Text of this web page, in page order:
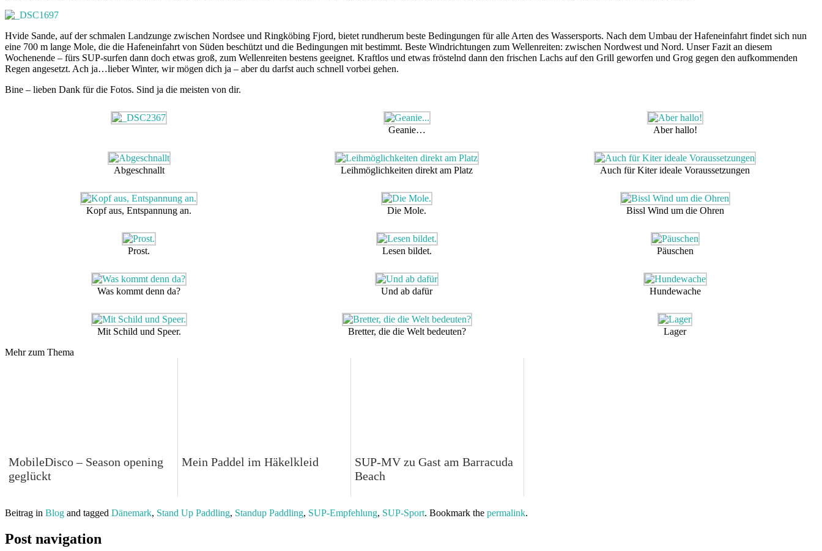
Hvide Sande, auf der schmalen Landzunge zwischen Nordsee und Ringköbing Fjord, bietet rundherum beste Bedingungen für alle Arten des Wassersports. Nach dem Umbau der Hafeneinfahrt findet sich nun
eine 700 m lange Mole, die die Hafeneinfahrt von Süden beschützt und die Bedingungen mit bestimmt. Beste Windrichtungen zum Wellenreiten: zwischen Nordwest und Nord. Unser Fazit an diesem
Wochenende – fürs SUP-surfen dann doch etwas groß, zum Wellenreiten bestens geeignet. Kraftlos und etwas fröstelnd dann den frischen Lachs auf den Grill geworfen und Grog gegen den aufkommenden
Regen angesetzt. Ach ja…lieber Winter, wir mögen dich ja – aber du darfst auch schnell vorbei gehen.
Bine – lieben Dank für die Fotos. Sind ja die meisten von dir.
Geanie… Aber hallo!
Abgeschnallt Leihmöglichkeiten direkt am Platz Auch für Kiter ideale Voraussetzungen
Kopf aus, Entspannung an. Die Mole. Bissl Wind um die Ohren
Prost. Lesen bildet. Päuschen
Was kommt denn da? Und ab dafür Hundewache
Mit Schild und Speer. Bretter, die die Welt bedeuten?
Lager
Mehr zum Thema
MobileDisco – Season opening
geglückt
Mein Paddel im Häkelkleid
SUP-MV zu Gast am Barracuda
Beach
Beitrag in Blog and tagged Dänemark, Stand Up Paddling, Standup Paddling, SUP-Empfehlung, SUP-Sport. Bookmark the permalink.
Post navigation